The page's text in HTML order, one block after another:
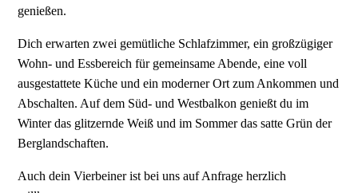
genießen.
Dich erwarten zwei gemütliche Schlafzimmer, ein großzügiger
Wohn- und Essbereich für gemeinsame Abende, eine voll
ausgestattete Küche und ein moderner Ort zum Ankommen und
Abschalten. Auf dem Süd- und Westbalkon genießt du im
Winter das glitzernde Weiß und im Sommer das satte Grün der
Berglandschaften.
Auch dein Vierbeiner ist bei uns auf Anfrage herzlich